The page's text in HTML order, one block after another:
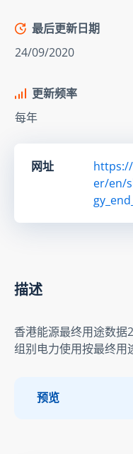
最后更新日期
24/09/2020
更新频率
每年
网址
er/en/
描述
香港能源最终用途数据
组别电力使用按最终用
预览